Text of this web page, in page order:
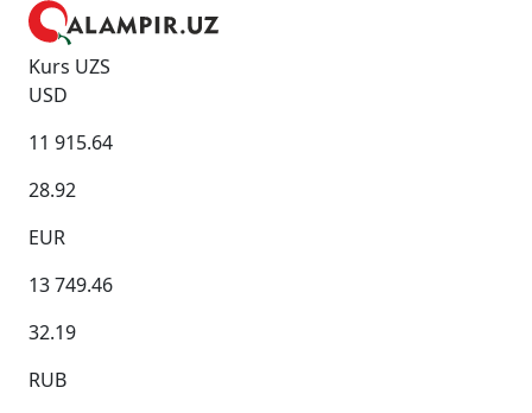
Kurs UZS
USD
11 915.64
28.92
EUR
13 749.46
32.19
RUB